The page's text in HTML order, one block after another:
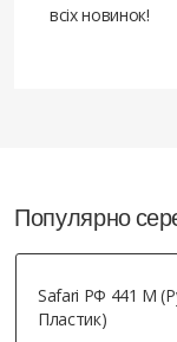
всіх новинок!
Популярно
Safari РФ 441 М
Пластик)